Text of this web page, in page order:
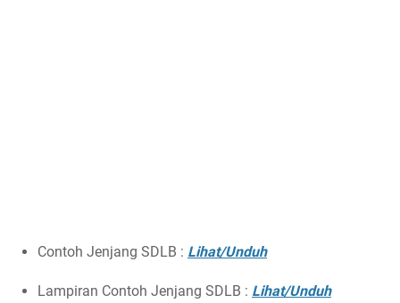
Contoh Jenjang SDLB : Lihat/Unduh
Lampiran Contoh Jenjang SDLB : Lihat/Unduh